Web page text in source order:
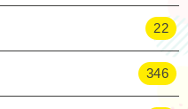
22
346